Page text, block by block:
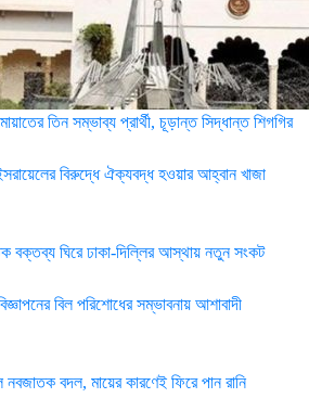
তিন সম্ভাব্য প্রার্থী, চূড়ান্ত সিদ্ধান্ত শিগগির
বিরুদ্ধে ঐক্যবদ্ধ হওয়ার আহ্বান খাজা
বক্তব্য ঘিরে ঢাকা-দিল্লির আস্থায় নতুন সংকট
বিল পরিশোধের সম্ভাবনায় আশাবাদী
নবজাতক বদল, মায়ের কারণেই ফিরে পান রানি